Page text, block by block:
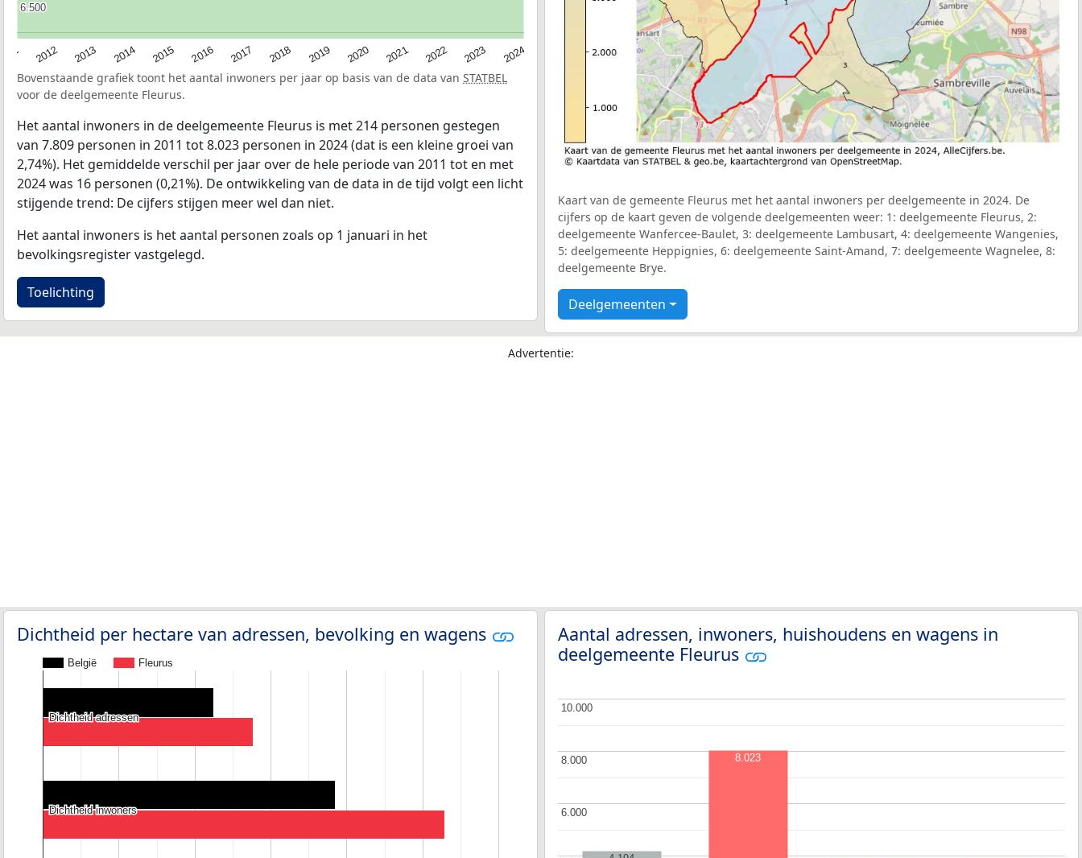
2012 2013 2014 2015 2016 2017 2018 2019 2020 2021 2022 2023 2024
6.500
6.500
Bovenstaande grafiek toont het aantal inwoners per jaar op basis van de data van STATBEL
voor de deelgemeente Fleurus.
Het aantal inwoners in de deelgemeente Fleurus is met 214 personen gestegen
van 7.809 personen in 2011 tot 8.023 personen in 2024 (dat is een kleine groei van
2,74%). Het gemiddelde verschil per jaar over de hele periode van 2011 tot en met
2024 was 16 personen (0,21%). De ontwikkeling van de data in de tijd volgt een licht
stijgende trend: De cijfers stijgen meer wel dan niet.
Het aantal inwoners is het aantal personen zoals op 1 januari in het
bevolkingsregister vastgelegd.
Toelichting
Kaart van de gemeente Fleurus met het aantal inwoners per deelgemeente in 2024. De
cijfers op de kaart geven de volgende deelgemeenten weer: 1: deelgemeente Fleurus, 2:
deelgemeente Wanfercee-Baulet, 3: deelgemeente Lambusart, 4: deelgemeente Wangenies,
5: deelgemeente Heppignies, 6: deelgemeente Saint-Amand, 7: deelgemeente Wagnelee, 8:
deelgemeente Brye.
Deelgemeenten
Advertentie:
Dichtheid per hectare van adressen, bevolking en wagens
België Fleurus
Dichtheid adressen
Dichtheid adressen
Dichtheid inwoners
Dichtheid inwoners
Aantal adressen, inwoners, huishoudens en wagens in
deelgemeente Fleurus
6.000
6.000
8.000
8.000
10.000
10.000
8.023